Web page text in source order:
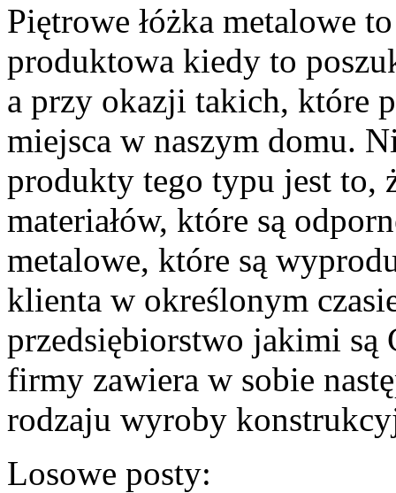
Piętrowe łóżka metalowe
produktowa kiedy to
a przy okazji takich, które
miejsca w naszym domu.
produkty tego typu jest to,
materiałów, które są
metalowe, które są
klienta w określonym
przedsiębiorstwo jakimi są
firmy zawiera w sobie
rodzaju wyroby
Losowe posty: